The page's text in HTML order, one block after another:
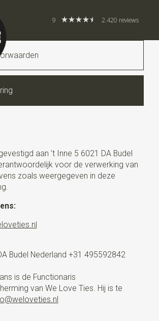
9 2.420 reviews
aan ’t Inne 5 6021 DA Budel
voor de verwerking van
zoals weergegeven in deze
Budel Nederland +31 495592842
is de Functionaris
van We Love Ties. Hij is te